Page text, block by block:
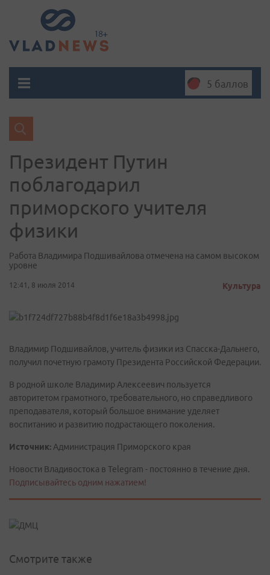
5 баллов
Президент Путин
поблагодарил
приморского учителя
физики
Работа Владимира Подшивайлова отмечена на самом высоком
уровне
12:41, 8 июля 2014 Культура
Владимир Подшивайлов, учитель физики из Спасска-Дальнего,
получил почетную грамоту Президента Российской Федерации.
В родной школе Владимир Алексеевич пользуется
авторитетом грамотного, требовательного, но справедливого
преподавателя, который большое внимание уделяет
воспитанию и развитию подрастающего поколения.
Источник: Администрация Приморского края
Новости Владивостока в Telegram - постоянно в течение дня.
Подписывайтесь одним нажатием!
Смотрите также